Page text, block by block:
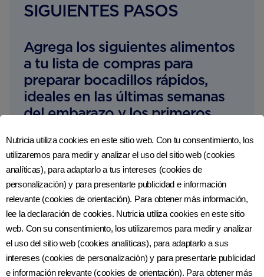
SIGUIENTES PASOS
Agrega los siguientes alimentos
a tu lista de compras para
preparar bocadillos rápidos,
ideales en las últimas semanas
del embarazo y los primeros
Semillas de girasol y calabaza
Panes de pita integral
Cereal integral fortificado
Yogurt
Frutos secos, como chabacanos, higos y
ciruelas pasas
Nutricia utiliza cookies en este sitio web. Con tu consentimiento, los
utilizaremos para medir y analizar el uso del sitio web (cookies
analíticas), para adaptarlo a tus intereses (cookies de
personalización) y para presentarte publicidad e información
relevante (cookies de orientación). Para obtener más información,
lee la declaración de cookies. Nutricia utiliza cookies en este sitio
web. Con su consentimiento, los utilizaremos para medir y analizar
el uso del sitio web (cookies analíticas), para adaptarlo a sus
intereses (cookies de personalización) y para presentarle publicidad
e información relevante (cookies de orientación). Para obtener más